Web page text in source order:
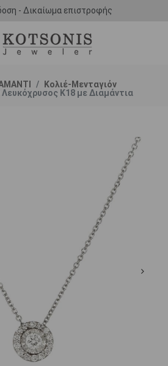
- Δικαίωμα επιστροφής
Κολιέ-Μενταγιόν
Λευκόχρυσος Κ18 με Διαμάντια